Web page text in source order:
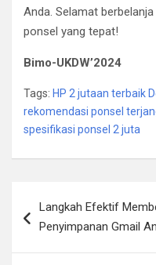
Anda. Selamat
ponsel yang tepat!
Bimo-UKDW’2024
Tags: HP 2 jutaan terbaik
rekomendasi ponsel
spesifikasi ponsel 2 juta
navigation
Langkah Efektif
Penyimpanan Gmail